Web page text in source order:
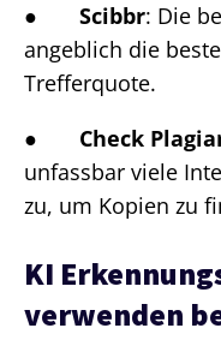
● Scibbr: Die
angeblich die
Trefferquote.
● Check
unfassbar viele
zu, um Kopien zu
KI
verwenden